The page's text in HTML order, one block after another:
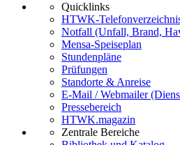
Quicklinks
HTWK-
Notfall (Unfall, Brand,
Mensa-Speiseplan
Stundenpläne
Prüfungen
Standorte & Anreise
E-Mail / Webmailer
Pressebereich
HTWK.magazin
Zentrale Bereiche